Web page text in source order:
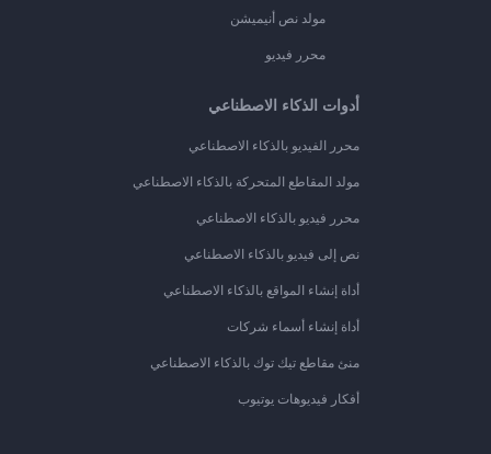
مولد نص أنيميشن
محرر فيديو
أدوات الذكاء الاصطناعي
محرر الفيديو بالذكاء الاصطناعي
مولد المقاطع المتحركة بالذكاء الاصطناعي
محرر فيديو بالذكاء الاصطناعي
نص إلى فيديو بالذكاء الاصطناعي
أداة إنشاء المواقع بالذكاء الاصطناعي
أداة إنشاء أسماء شركات
منئ مقاطع تيك توك بالذكاء الاصطناعي
أفكار فيديوهات يوتيوب